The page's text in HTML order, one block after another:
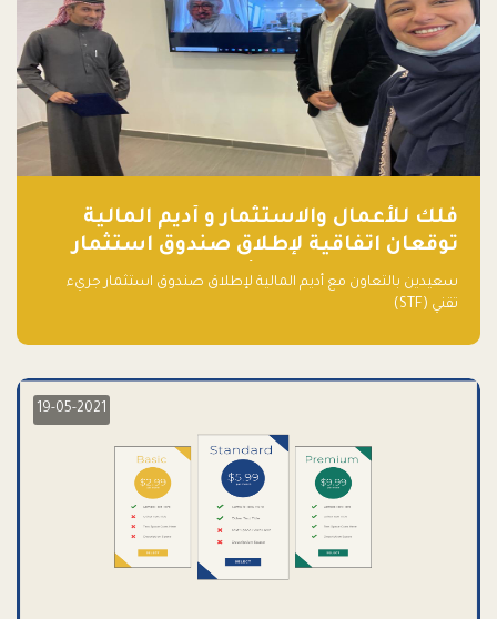
فلك للأعمال والاستثمار و أديم المالية
توقعان اتفاقية لإطلاق صندوق استثمار
جريء تقني (STF) - مشغل من قبل فـلك
سعيدين بالتعاون مع أديم المالية لإطلاق صندوق استثمار جريء
تقني (STF)
19-05-2021